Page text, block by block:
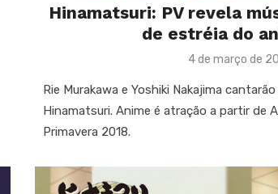
Hinamatsuri: PV revela
de estréia do
Posted
4 de março de
Rie Murakawa e Yoshiki Nakajima
Hinamatsuri. Anime é atração a partir de
Primavera 2018.